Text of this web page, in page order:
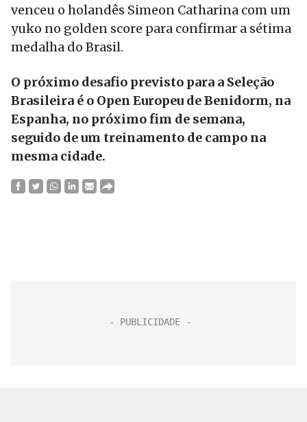
venceu o holandês Simeon Catharina com um
yuko no golden score para confirmar a sétima
medalha do Brasil.
O próximo desafio previsto para a Seleção
Brasileira é o Open Europeu de Benidorm, na
Espanha, no próximo fim de semana,
seguido de um treinamento de campo na
mesma cidade.